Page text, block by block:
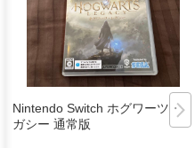
Nintendo Switch ホグワーツ・レ
ガシー 通常版